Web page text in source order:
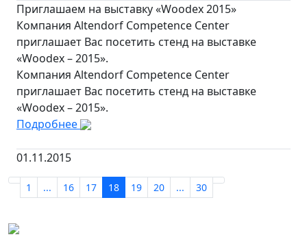
Приглашаем на выставку «Woodex 2015»
Компания Altendorf Competence Center
приглашает Вас посетить стенд на выставке
«Woodex – 2015».
Компания Altendorf Competence Center
приглашает Вас посетить стенд на выставке
«Woodex – 2015».
Подробнее
01.11.2015
1 ... 16 17 18 19 20 ... 30